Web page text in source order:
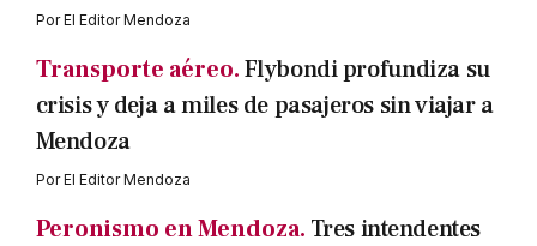
PorEl Editor Mendoza
Transporte aéreo.Flybondi profundiza su
crisis y deja a miles de pasajeros sin viajar a
Mendoza
PorEl Editor Mendoza
Peronismo en Mendoza. Tres intendentes